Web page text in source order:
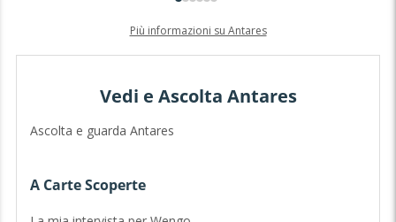
Più informazioni su Antares
Vedi e Ascolta Antares
Ascolta e guarda Antares
A Carte Scoperte